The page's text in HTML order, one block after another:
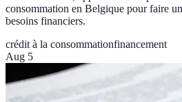
consommation en Belgique pour faire
besoins financiers.
crédit à la consommationfinancement
Aug 5